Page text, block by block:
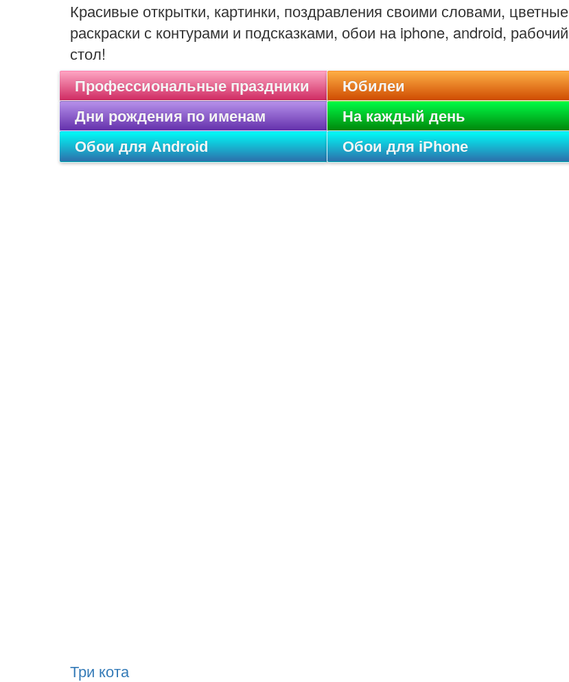
Красивые открытки, картинки, поздравления своими словами, цветные
раскраски с контурами и подсказками, обои на iphone, android, рабочий
стол!
Профессиональные праздники Юбилеи
Дни рождения по именам
На каждый день
Обои для Android
Обои для iPhone
Три кота